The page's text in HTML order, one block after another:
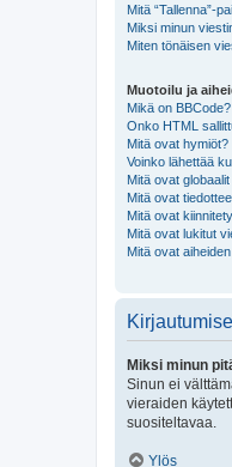
Mitä “Tallenna”-
Miksi minun
Miten tönäisen
Muotoilu ja
Mikä on BBCode?
Onko HTML
Mitä ovat hymiöt?
Voinko lähettää
Mitä ovat
Mitä ovat
Mitä ovat
Mitä ovat lukitut
Mitä ovat
Miksi minun
Sinun ei
vieraiden
suositeltavaa.
Ylös